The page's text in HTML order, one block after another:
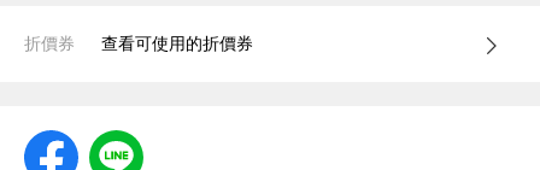
折價券 查看可使用的折價券